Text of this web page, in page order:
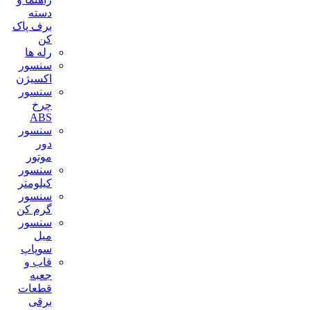
دسته
برف پاک
کن
رله ها
سنسور
اکسیژن
سنسور
چرخ
ABS
سنسور
دور
موتور
سنسور
کیلومتر
سنسور
گرم کن
سنسور
میل
سوپاپ
قاب و
جعبه
قطعات
برقی